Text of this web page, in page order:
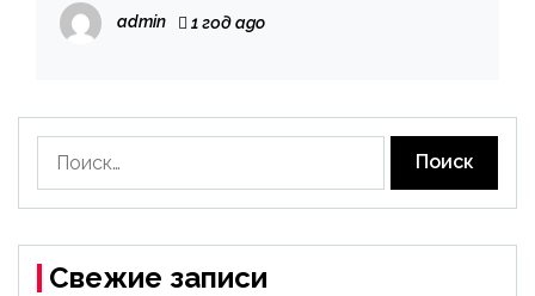
admin 1 год ago
Свежие записи